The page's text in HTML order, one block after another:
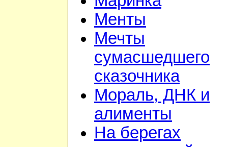
Менты
Мечты
сумасшедшего
сказочника
Мораль, ДНК и
алименты
На берегах